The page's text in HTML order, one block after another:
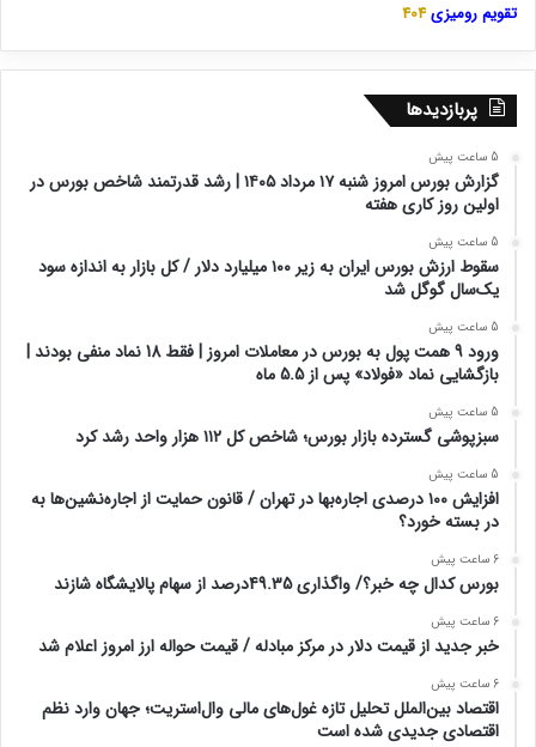
تقویم رومیزی404
پربازدیدها
5 ساعت پیش
گزارش بورس امروز شنبه ۱۷ مرداد ۱۴۰۵ | رشد قدرتمند شاخص بورس در
اولین روز کاری هفته
5 ساعت پیش
سقوط ارزش بورس ایران به زیر ۱۰۰ میلیارد دلار / کل بازار به اندازه سود
یک‌سال گوگل شد
5 ساعت پیش
ورود 9 همت پول به بورس در معاملات امروز | فقط 18 نماد منفی بودند |
بازگشایی نماد «فولاد» پس از 5.5 ماه
5 ساعت پیش
سبزپوشی گسترده بازار بورس؛ شاخص کل ۱۱۲ هزار واحد رشد کرد
5 ساعت پیش
افزایش ۱۰۰ درصدی اجاره‌بها در تهران / قانون حمایت از اجاره‌نشین‌ها به
در بسته خورد؟
6 ساعت پیش
بورس کدال چه خبر؟/ واگذاری 49.35درصد از سهام پالایشگاه شازند
6 ساعت پیش
خبر جدید از قیمت دلار در مرکز مبادله / قیمت حواله ارز امروز اعلام شد
6 ساعت پیش
اقتصاد بین‌الملل تحلیل تازه غول‌های مالی وال‌استریت؛ جهان وارد نظم
اقتصادی جدیدی شده است